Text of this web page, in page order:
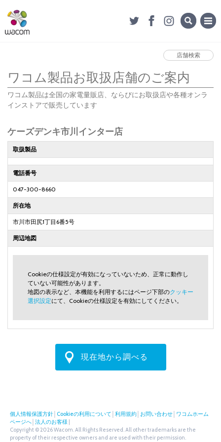
店舗検索
ワコム製品お取扱店舗のご案内
ワコム製品は全国の家電量販店、ならびにお取扱店や各種オンラ
インストアで販売しています
ケーズデンキ市川インター店
取扱製品
電話番号
047-300-8660
所在地
市川市田尻1丁目6番5号
周辺地図
Cookieの仕様設定が有効になっていないため、正常に動作し
ていない可能性があります。
地図の表示など、本機能を利用するにはページ下部のクッキー
選択設定にて、Cookieの仕様設定を有効にしてください。
現在地から調べる
個人情報保護方針 Cookieの利用について 利用規約 お問い合わせ ワコムホーム
ページへ 法人のお客様
Copyright © 2026 Wacom. All Rights Reserved. All other trademarks are the
property of their respective owners and are used with their permission.